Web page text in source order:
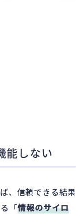
能しない
、信頼できる結果
「情報のサイロ